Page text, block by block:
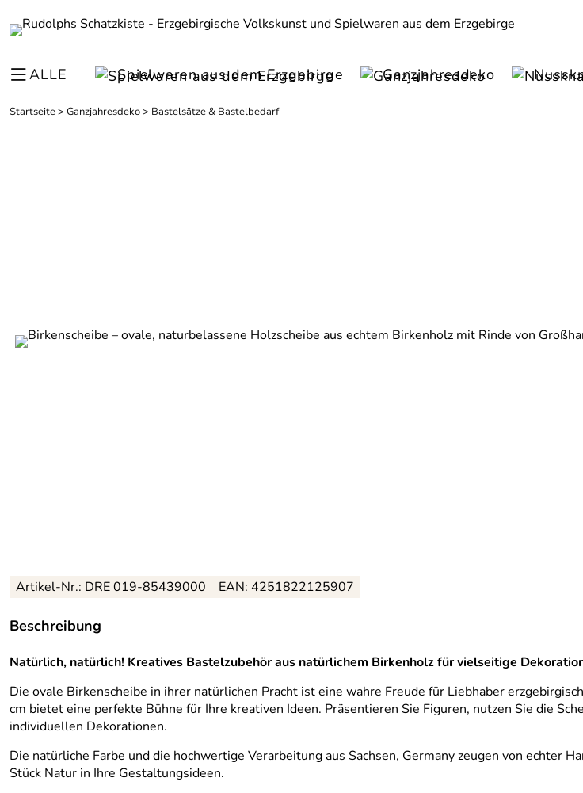
ALLE Spielwaren aus dem Erzgebirge Ganzjahresdeko
Startseite> Ganzjahresdeko> Bastelsätze & Bastelbedarf
Artikel-Nr.: DRE 019-85439000 EAN: 4251822125907
Beschreibung
Natürlich, natürlich! Kreatives Bastelzubehör aus natürlichem Birkenholz für vielseitige
Die ovale Birkenscheibe in ihrer natürlichen Pracht ist eine wahre Freude für Liebhaber
cm bietet eine perfekte Bühne für Ihre kreativen Ideen. Präsentieren Sie Figuren, nutzen Sie die
individuellen Dekorationen.
Die natürliche Farbe und die hochwertige Verarbeitung aus Sachsen, Germany zeugen von echter
Stück Natur in Ihre Gestaltungsideen.